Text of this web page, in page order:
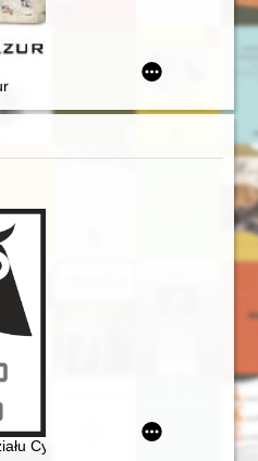
świątynia Kaszubów i Pomorzan
historyczny oraz współczesna
Cybernetyki Wojskowej